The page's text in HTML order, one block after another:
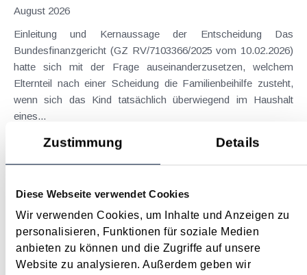
Zustimmung Details
Diese Webseite verwendet Cookies
Wir verwenden Cookies, um Inhalte und Anzeigen zu
personalisieren, Funktionen für soziale Medien
anbieten zu können und die Zugriffe auf unsere
Website zu analysieren. Außerdem geben wir
August 2026
Einleitung und Kernaussage der Entscheidung Das
Bundesfinanzgericht (GZ RV/7103366/2025 vom 10.02.2026)
hatte sich mit der Frage auseinanderzusetzen, welchem
Elternteil nach einer Scheidung die Familienbeihilfe zusteht,
wenn sich das Kind tatsächlich überwiegend im Haushalt
eines...
Langtext
empfehlen
Suche nach Begriffen
Suche nach Datum
Suche in Schlagwortliste